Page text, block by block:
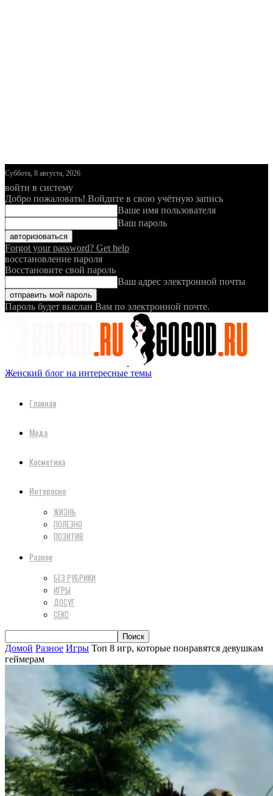
Суббота, 8 августа, 2026
войти в систему
Добро пожаловать! Войдите в свою учётную запись
Ваше имя пользователя
Ваш пароль
Forgot your password? Get help
восстановление пароля
Восстановите свой пароль
Ваш адрес электронной почты
Пароль будет выслан Вам по электронной почте.
Женский блог на интересные темы
Главная
Мода
Косметика
Интересно
ЖИЗНЬ
ПОЛЕЗНО
ПОЗИТИВ
Разное
БЕЗ РУБРИКИ
ИГРЫ
ДОСУГ
СЕКС
Домой Разное Игры Топ 8 игр, которые понравятся девушкам
геймерам